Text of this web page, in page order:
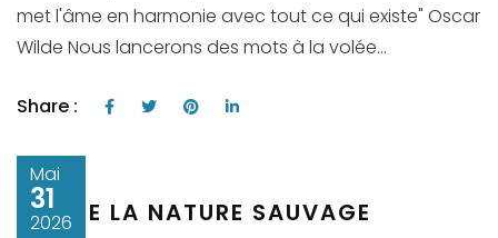
met l'âme en harmonie avec tout ce qui existe" Oscar
Wilde Nous lancerons des mots à la volée...
Share :
Mai
31
2026
ECRIRE LA NATURE SAUVAGE